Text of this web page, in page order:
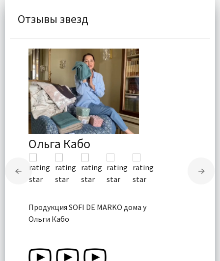
Отзывы звезд
Ольга Кабо
Продукция SOFI DE MARKO дома у
Ольги Кабо